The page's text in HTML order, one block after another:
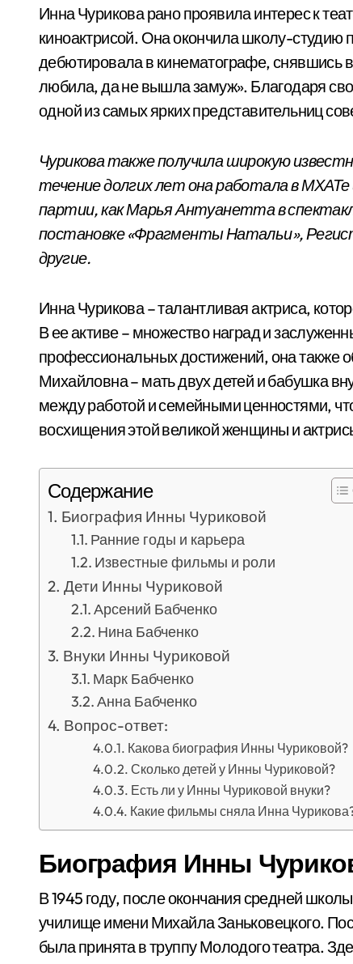
Инна Чурикова рано проявила интерес к
киноактрисой. Она окончила школу-студию
дебютировала в кинематографе, снявшись
любила, да не вышла замуж». Благодаря
одной из самых ярких представительниц
Чурикова также получила широкую
течение долгих лет она работала в
партии, как Марья Антуанетта в
постановке «Фрагменты Натальи»,
другие.
Инна Чурикова – талантливая актриса,
В ее активе – множество наград и
профессиональных достижений, она также
Михайловна – мать двух детей и бабушка
между работой и семейными ценностями,
восхищения этой великой женщины и
Содержание
Биография Инны Чуриковой
Ранние годы и карьера
Известные фильмы и роли
Дети Инны Чуриковой
Арсений Бабченко
Нина Бабченко
Внуки Инны Чуриковой
Марк Бабченко
Анна Бабченко
Вопрос-ответ:
Какова биография Инны Чуриковой?
Сколько детей у Инны Чуриковой?
Есть ли у Инны Чуриковой внуки?
Какие фильмы сняла Инна
Биография Инны
В 1945 году, после окончания средней
училище имени Михайла Заньковецкого.
была принята в труппу Молодого театра.